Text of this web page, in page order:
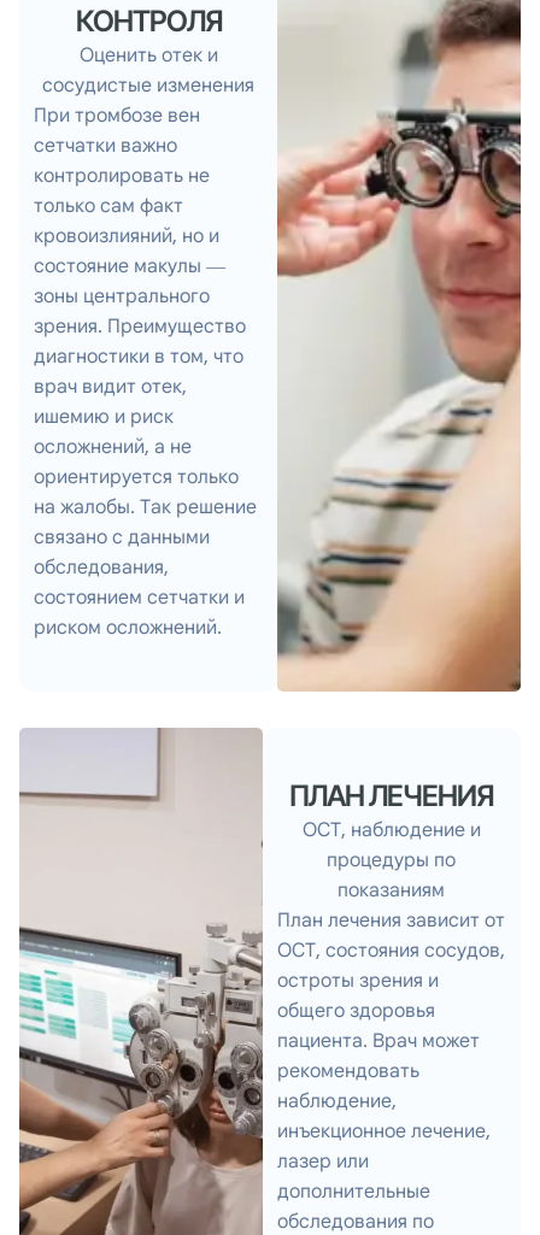
КОНТРОЛЯ
Оценить отек и
сосудистые изменения
При тромбозе вен
сетчатки важно
контролировать не
только сам факт
кровоизлияний, но и
состояние макулы —
зоны центрального
зрения. Преимущество
диагностики в том, что
врач видит отек,
ишемию и риск
осложнений, а не
ориентируется только
на жалобы. Так решение
связано с данными
обследования,
состоянием сетчатки и
риском осложнений.
ПЛАН ЛЕЧЕНИЯ
ОСТ, наблюдение и
процедуры по
показаниям
План лечения зависит от
ОСТ, состояния сосудов,
остроты зрения и
общего здоровья
пациента. Врач может
рекомендовать
наблюдение,
инъекционное лечение,
лазер или
дополнительные
обследования по